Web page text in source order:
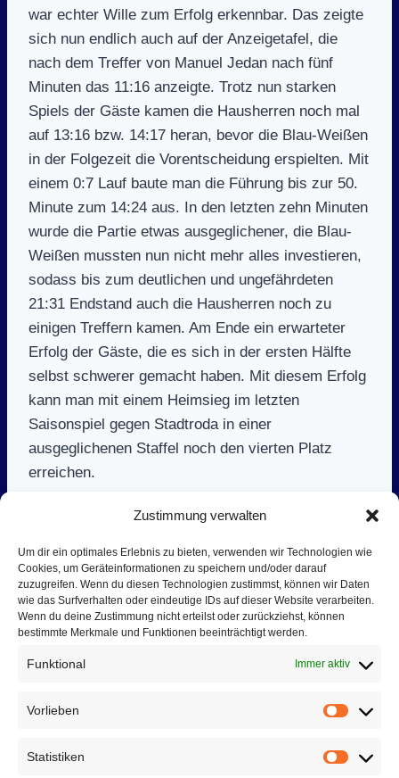
Zustimmung verwalten
Um dir ein optimales Erlebnis zu bieten, verwenden wir Technologien wie
Cookies, um Geräteinformationen zu speichern und/oder darauf
zuzugreifen. Wenn du diesen Technologien zustimmst, können wir Daten
wie das Surfverhalten oder eindeutige IDs auf dieser Website verarbeiten.
Wenn du deine Zustimmung nicht erteilst oder zurückziehst, können
bestimmte Merkmale und Funktionen beeinträchtigt werden.
Funktional Immer aktiv
Vorlieben
Statistiken
war echter Wille zum Erfolg erkennbar. Das zeigte
sich nun endlich auch auf der Anzeigetafel, die
nach dem Treffer von Manuel Jedan nach fünf
Minuten das 11:16 anzeigte. Trotz nun starken
Spiels der Gäste kamen die Hausherren noch mal
auf 13:16 bzw. 14:17 heran, bevor die Blau-Weißen
in der Folgezeit die Vorentscheidung erspielten. Mit
einem 0:7 Lauf baute man die Führung bis zur 50.
Minute zum 14:24 aus. In den letzten zehn Minuten
wurde die Partie etwas ausgeglichener, die Blau-
Weißen mussten nun nicht mehr alles investieren,
sodass bis zum deutlichen und ungefährdeten
21:31 Endstand auch die Hausherren noch zu
einigen Treffern kamen. Am Ende ein erwarteter
Erfolg der Gäste, die es sich in der ersten Hälfte
selbst schwerer gemacht haben. Mit diesem Erfolg
kann man mit einem Heimsieg im letzten
Saisonspiel gegen Stadtroda in einer
ausgeglichenen Staffel noch den vierten Platz
erreichen.
Auma spielte mit Paul Lerch, Manuel Krause,
Manuel Jedan (4), Tim Seidel (2), Kay-Uwe
Neudeck, Patrick Mattke (5), Thomas Rüdiger (3),
Lukas Kraske (4), Steffen Rohleder (2), Erik
Hoffmann (8), Marius Selzer (2) und Andre Grille
Tagesordnung der
Spieltag 16 (6.5.2017):